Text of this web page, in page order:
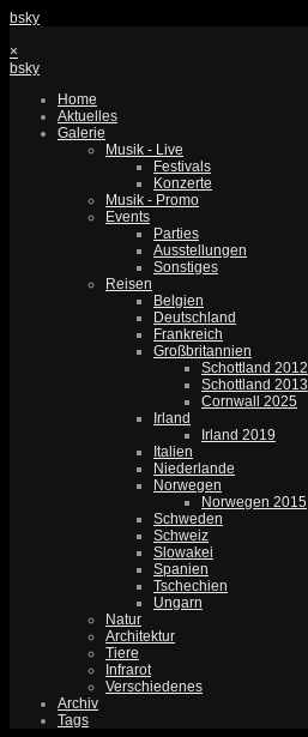
bsky
×
bsky
Home
Aktuelles
Galerie
Musik - Live
Festivals
Konzerte
Musik - Promo
Events
Parties
Ausstellungen
Sonstiges
Reisen
Belgien
Deutschland
Frankreich
Großbritannien
Schottland 2012
Schottland 2013
Cornwall 2025
Irland
Irland 2019
Italien
Niederlande
Norwegen
Norwegen 2015
Schweden
Schweiz
Slowakei
Spanien
Tschechien
Ungarn
Natur
Architektur
Tiere
Infrarot
Verschiedenes
Archiv
Tags